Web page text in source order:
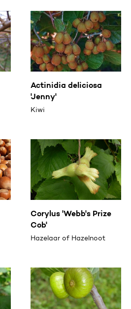
Actinidia deliciosa
'Jenny'
Kiwi
Corylus 'Webb's Prize
Cob'
Hazelaar of Hazelnoot